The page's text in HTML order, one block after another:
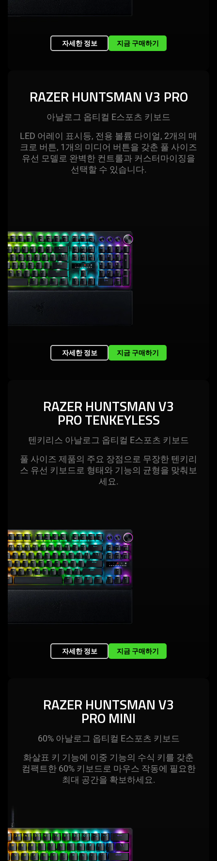
자세한 정보 지금 구매하기
RAZER HUNTSMAN V3 PRO
아날로그 옵티컬 E스포츠 키 보드
LED 어레이 표시등, 전용 볼륨 다이얼, 2개의 매
크로 버튼, 1개의 미디어 버튼을 갖춘 풀 사이즈
유선 모델로 완벽한 컨트롤과 커스터마이징을
선택할 수 있습니다.
자세한 정보 지금 구매하기
RAZER HUNTSMAN V3
PRO TENKEYLESS
텐키리스 아날로그 옵티컬 E스포츠 키 보드
풀 사이즈 제품의 주요 장점으로 무장한 텐키리
스 유선 키보드로 형태와 기능의 균형을 맞춰보
세요.
자세한 정보 지금 구매하기
RAZER HUNTSMAN V3
PRO MINI
60% 아날로그 옵티컬 E스포츠 키 보드
화살표 키 기능에 이중 기능의 수식 키를 갖춘
컴팩트한 60% 키보드로 마우스 작동에 필요한
최대 공간을 확보하세요.